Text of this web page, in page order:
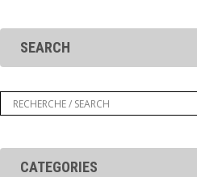
SEARCH
CATEGORIES